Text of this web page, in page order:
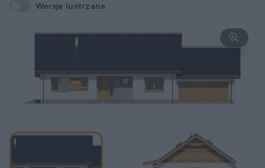
Wersja lustrzana
Wersja lustrzana